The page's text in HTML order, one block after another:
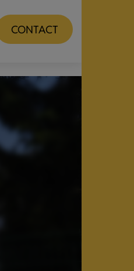
CONTACT